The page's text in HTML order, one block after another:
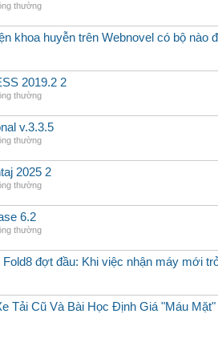
thường
khoa huyễn trên Webnovel có bộ nào
2019.2 2
thường
v.3.3.5
thường
2025 2
thường
6.2
thường
đợt đầu: Khi việc nhận máy mới
Tải Cũ Và Bài Học Định Giá "Máu